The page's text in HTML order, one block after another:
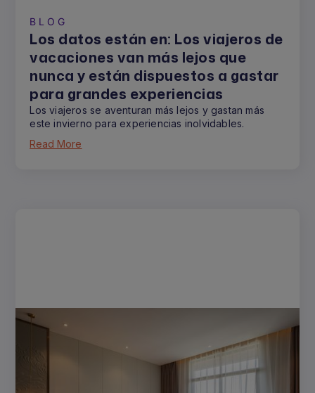
BLOG
Los datos están en: Los viajeros de
vacaciones van más lejos que
nunca y están dispuestos a gastar
para grandes experiencias
Los viajeros se aventuran más lejos y gastan más
este invierno para experiencias inolvidables.
Read More